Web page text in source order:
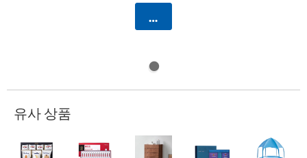
카트에 담기
유사 상품